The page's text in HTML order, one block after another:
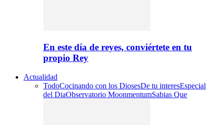
En este día de reyes, conviértete en tu
propio Rey
Actualidad
TodoCocinando con los DiosesDe tu interesEspecial
del DiaObservatorio MoonmentumSabias Que